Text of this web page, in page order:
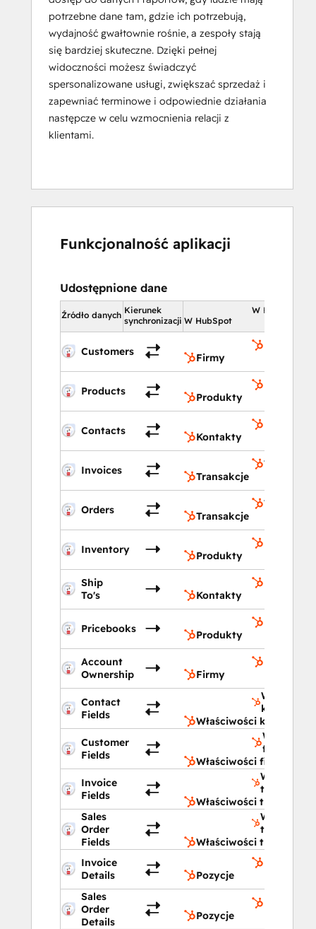
potrzebne dane tam, gdzie ich potrzebują,
wydajność gwałtownie rośnie, a zespoły stają
się bardziej skuteczne. Dzięki pełnej
widoczności możesz świadczyć
spersonalizowane usługi, zwiększać sprzedaż i
zapewniać terminowe i odpowiednie działania
następcze w celu wzmocnienia relacji z
klientami.
Funkcjonalność aplikacji
Udostępnione dane
Źródło danych Kierunek
synchronizacji
W HubSpot
W HubSpot
Customers
Firmy
Products
Produkty
Contacts
Kontakty
Invoices
Transakcje
Transakcje
Orders
Transakcje
Transakcje
Inventory
Produkty
Ship
To's
Kontakty
Pricebooks
Produkty
Account
Ownership
Firmy
Contact
Fields
kontaktu
Właściwości kontaktu
Customer
Fields
firmy
Właściwości firmy
Invoice
Fields
transakcji
Właściwości transakcji
Sales
Order
Fields
transakcji
Właściwości transakcji
Invoice
Details
Pozycje
Sales
Order
Details
Pozycje